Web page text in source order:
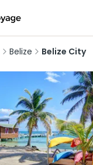
Belize Belize City